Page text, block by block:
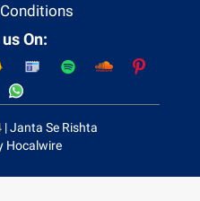
On:
Janta Se Rishta
Hocalwire